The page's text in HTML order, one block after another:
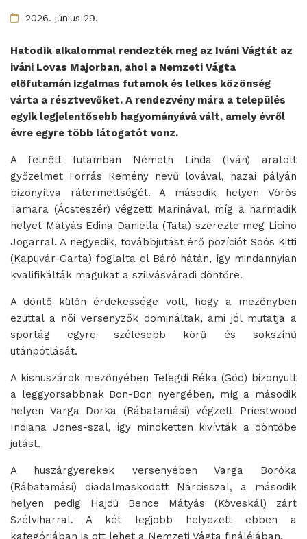
2026. június 29.
Hatodik alkalommal rendezték meg az Iváni Vágtát az
iváni Lovas Majorban, ahol a Nemzeti Vágta
előfutamán izgalmas futamok és lelkes közönség
várta a résztvevőket. A rendezvény mára a település
egyik legjelentősebb hagyományává vált, amely évről
évre egyre több látogatót vonz.
A felnőtt futamban Németh Linda (Iván) aratott
győzelmet Forrás Remény nevű lovával, hazai pályán
bizonyítva rátermettségét. A második helyen Vörös
Tamara (Ácsteszér) végzett Marinával, míg a harmadik
helyet Mátyás Edina Daniella (Tata) szerezte meg Licino
Jogarral. A negyedik, továbbjutást érő pozíciót Soós Kitti
(Kapuvár-Garta) foglalta el Báró hátán, így mindannyian
kvalifikálták magukat a szilvásváradi döntőre.
A döntő külön érdekessége volt, hogy a mezőnyben
ezúttal a női versenyzők domináltak, ami jól mutatja a
sportág egyre szélesebb körű és sokszínű
utánpótlását.
A kishuszárok mezőnyében Telegdi Réka (Göd) bizonyult
a leggyorsabbnak Bon-Bon nyergében, míg a második
helyen Varga Dorka (Rábatamási) végzett Priestwood
Indiana Jones-szal, így mindketten kivívták a döntőbe
jutást.
A huszárgyerekek versenyében Varga Boróka
(Rábatamási) diadalmaskodott Nárcisszal, a második
helyen pedig Hajdú Bence Mátyás (Köveskál) zárt
Szélviharral. A két legjobb helyezett ebben a
kategóriában is ott lehet a Nemzeti Vágta fináléjában.